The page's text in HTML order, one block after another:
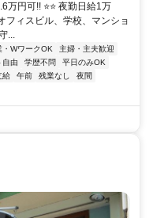
万円可!! ⭐⭐ 夜勤日給1万
フィスビル、学校、マンショ
...
・WワークOK
主婦・主夫歓迎
自由 学歴不問
平日のみOK
給 午前 残業なし
夜間